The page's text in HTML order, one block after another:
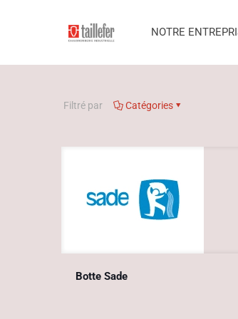
NOTRE
Filtré par Catégories
Botte Sade